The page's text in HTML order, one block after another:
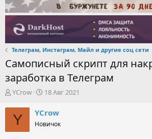
Телеграм, Инстаграм, Майл и другие соц сети
Самописный скрипт для
заработка в Телеграм
А
т
о
YCrow
Д
т
н
18 Авг 2021
Y YCrow
Новичок